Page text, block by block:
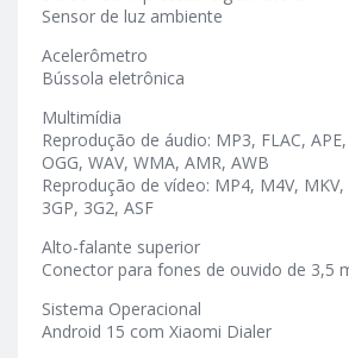
Sensor de luz ambiente
Acelerômetro
Bússola eletrônica
Multimídia
Reprodução de áudio: MP3, FLAC,
OGG, WAV, WMA, AMR, AWB
Reprodução de vídeo: MP4, M4V, MKV,
3GP, 3G2, ASF
Alto-falante superior
Conector para fones de ouvido de 3,5
Sistema Operacional
Android 15 com Xiaomi Dialer